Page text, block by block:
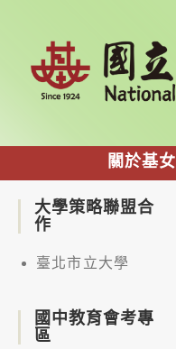
關於基女
大學策略聯盟合
作
臺北市立大學
國中教育會考專
區